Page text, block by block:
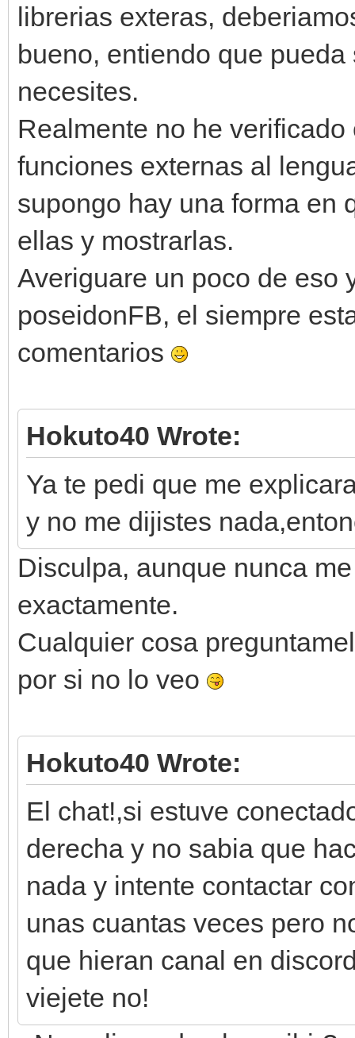
librerias exteras,
bueno, entiendo que
necesites.
Realmente no he
funciones externas al
supongo hay una forma en
ellas y mostrarlas.
Averiguare un poco de eso
poseidonFB, el siempre
comentarios
Hokuto40 Wrote:
Ya te pedi que me
y no me dijistes
Disculpa, aunque nunca
exactamente.
Cualquier cosa
por si no lo veo
Hokuto40 Wrote:
El chat!,si estuve
derecha y no sabia que
nada y intente contactar
unas cuantas veces pero
que hieran canal en
viejete no!